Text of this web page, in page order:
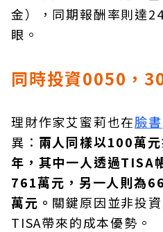
金），同期報酬率則達
眼。
同時投資0050，
理財作家艾蜜莉也在臉書
異： 兩人同樣以100萬
年，其中一人透過TISA
761萬元，另一人則為
萬元。 關鍵原因並非投
TISA帶來的成本優勢。